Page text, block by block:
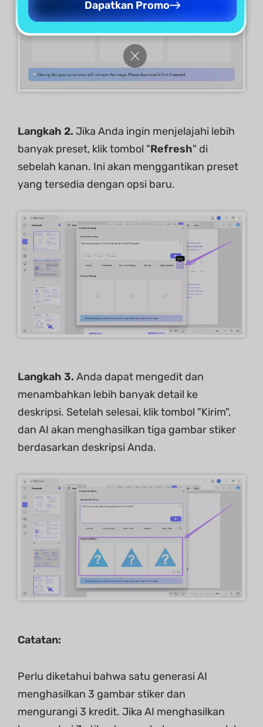
Langkah 2. Jika Anda ingin menjelajahi lebih
banyak preset, klik tombol "Refresh" di
sebelah kanan. Ini akan menggantikan preset
yang tersedia dengan opsi baru.
Langkah 3. Anda dapat mengedit dan
menambahkan lebih banyak detail ke
deskripsi. Setelah selesai, klik tombol "Kirim",
dan AI akan menghasilkan tiga gambar stiker
berdasarkan deskripsi Anda.
Catatan:
Perlu diketahui bahwa satu generasi AI
menghasilkan 3 gambar stiker dan
mengurangi 3 kredit. Jika AI menghasilkan
Dapatkan Promo